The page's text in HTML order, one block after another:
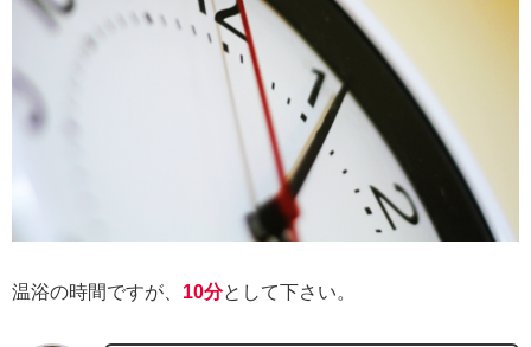
温浴の時間ですが、 10分として下さい。